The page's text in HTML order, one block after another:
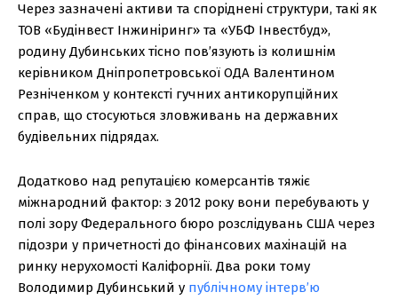
Через зазначені активи та споріднені структури, такі як
ТОВ «Будінвест Інжиніринг» та «УБФ Інвестбуд»,
родину Дубинських тісно пов’язують із колишнім
керівником Дніпропетровської ОДА Валентином
Резніченком у контексті гучних антикорупційних
справ, що стосуються зловживань на державних
будівельних підрядах.
Додатково над репутацією комерсантів тяжіє
міжнародний фактор: з 2012 року вони перебувають у
полі зору Федерального бюро розслідувань США через
підозри у причетності до фінансових махінацій на
ринку нерухомості Каліфорнії. Два роки тому
Володимир Дубинський у публічному інтерв’ю